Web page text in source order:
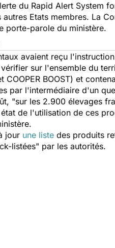
du Rapid Alert System
Etats membres. La
porte-parole du ministère.
avaient reçu
sur l'ensemble du
COOPER BOOST) et
par l'intermédiaire d'un
"sur les 2.900 élevages
de l'utilisation de ces
jour une liste des produits
listées" par les autorités.